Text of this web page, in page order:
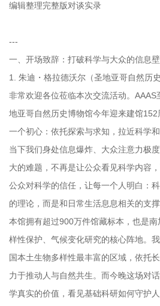
编辑整理完整版对谈实录
---
一、开场致辞：打破科学与大众的信息
1. 朱迪・格拉德沃尔（圣地亚哥自然历
非常欢迎各位莅临本次交流活动。
地亚哥自然历史博物馆今年迎来建馆
一个初心：依托探索与求知，拉近科学和
当下我们身处信息爆炸、大众注意力极
大的难题，不再是让公众看见科学内容
公众对科学的信任，让每一个人明白：
的理论，而是和日常生活息息相关的支撑
本馆拥有超过900万件馆藏标本，也是
样性保护、气候变化研究的核心阵地。
国本土生物多样性最丰富的区域，依托
力于推动人与自然共生。而今晚这场对
学真实的价值，看见基础科研如何守护人